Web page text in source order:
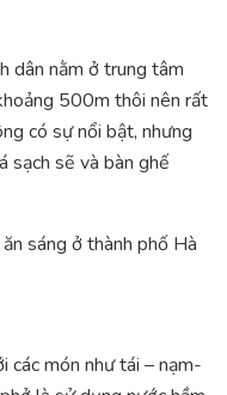
dân nằm ở trung tâm
500m thôi nên rất
có sự nổi bật, nhưng
sạch sẽ và bàn ghế
các món như tái – nạm-